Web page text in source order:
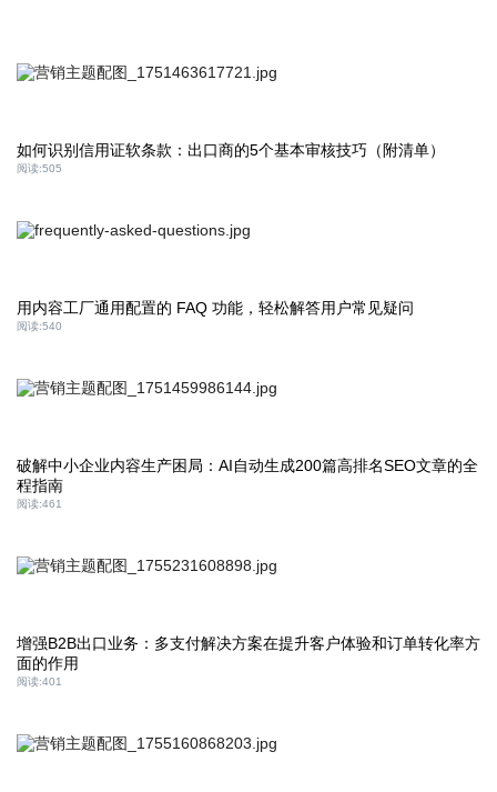
如何识别信用证软条款：出口商的5个基本审核技巧（附清单）
阅读:505
用内容工厂通用配置的 FAQ 功能，轻松解答用户常见疑问​
阅读:540
破解中小企业内容生产困局：AI自动生成200篇高排名SEO文章的全
程指南
阅读:461
增强B2B出口业务：多支付解决方案在提升客户体验和订单转化率方
面的作用
阅读:401